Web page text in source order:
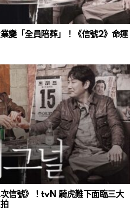
變「全員陪葬」！《信號2》命運
信號》！tvN 騎虎難下面臨三大